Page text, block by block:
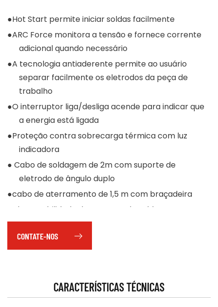
●Hot Start permite iniciar soldas facilmente
●ARC Force monitora a tensão e fornece corrente
adicional quando necessário
●A tecnologia antiaderente permite ao usuário
separar facilmente os eletrodos da peça de
trabalho
●O interruptor liga/desliga acende para indicar que
a energia está ligada
●Proteção contra sobrecarga térmica com luz
indicadora
● Cabo de soldagem de 2m com suporte de
eletrodo de ângulo duplo
●cabo de aterramento de 1,5 m com braçadeira
●Alta estabilidade da corrente de soldagem para
saída consistente
●A saída de corrente CC fornece saída estável para
boa penetração
CONTATE-NOS
CARACTERÍSTICAS TÉCNICAS